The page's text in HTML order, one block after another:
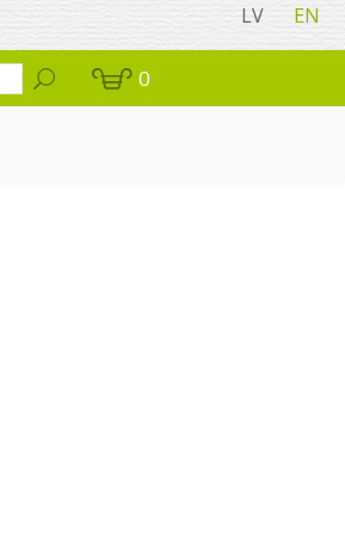
LV EN
0